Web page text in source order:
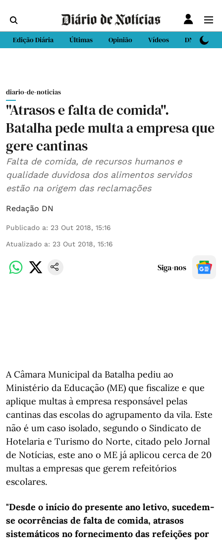
Edição Diária Últimas Opinião Vídeos DN Sport
diario-de-noticias
"Atrasos e falta de comida".
Batalha pede multa a empresa que
gere cantinas
Falta de comida, de recursos humanos e
qualidade duvidosa dos alimentos servidos
estão na origem das reclamações
Redação DN
Publicado a: 23 Out 2018, 15:16
Atualizado a: 23 Out 2018, 15:16
Siga-nos
A Câmara Municipal da Batalha pediu ao
Ministério da Educação (ME) ​​​​​​​que fiscalize e que
aplique ​​​​​​multas à empresa responsável pelas
cantinas das escolas do agrupamento da vila. Este
não é um caso isolado, segundo o Sindicato de
Hotelaria e Turismo do Norte, citado pelo Jornal
de Notícias, este ano o ME já aplicou cerca de 20
multas a empresas que gerem refeitórios
escolares.
"Desde o início do presente ano letivo, sucedem-
se ocorrências de falta de comida, atrasos
sistemáticos no fornecimento das refeições por